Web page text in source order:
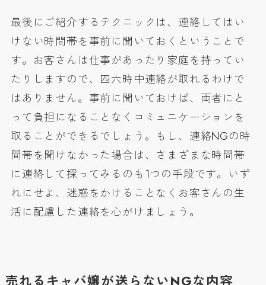
最後にご紹介するテクニックは、連絡してはい
けない時間帯を事前に聞いておくということで
す。お客さんは仕事があったり家庭を持ってい
たりしますので、四六時中連絡が取れるわけで
はありません。事前に聞いておけば、両者にと
って負担になることなくコミュニケーションを
取ることができるでしょう。もし、連絡NGの時
間帯を聞けなかった場合は、さまざまな時間帯
に連絡して探ってみるのも1つの手段です。いず
れにせよ、迷惑をかけることなくお客さんの生
活に配慮した連絡を心がけましょう。
売れるキャバ嬢が送らないNGな内容